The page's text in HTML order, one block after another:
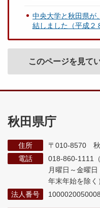
中央大学と秋田県が
結しました（平成２
このページを見て
秋田県庁
住所
〒010-8570 秋
電話
018-860-1111（
月曜日～金曜
年末年始を除く
法人番号
1000020050008